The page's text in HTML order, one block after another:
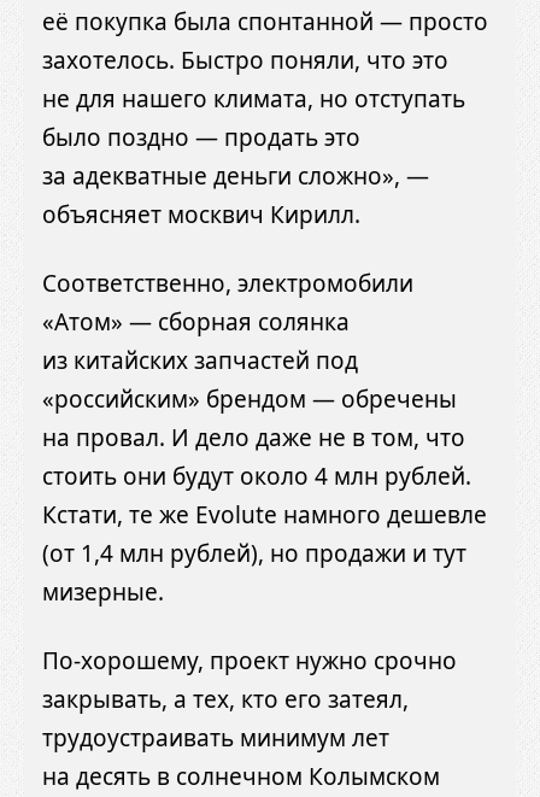
её покупка была спонтанной — просто
захотелось. Быстро поняли, что это
не для нашего климата, но отступать
было поздно — продать это
за адекватные деньги сложно», —
объясняет москвич Кирилл.
Соответственно, электромобили
«Атом» — сборная солянка
из китайских запчастей под
«российским» брендом — обречены
на провал. И дело даже не в том, что
стоить они будут около 4 млн рублей.
Кстати, те же Evolute намного дешевле
(от 1,4 млн рублей), но продажи и тут
мизерные.
По-хорошему, проект нужно срочно
закрывать, а тех, кто его затеял,
трудоустраивать минимум лет
на десять в солнечном Колымском